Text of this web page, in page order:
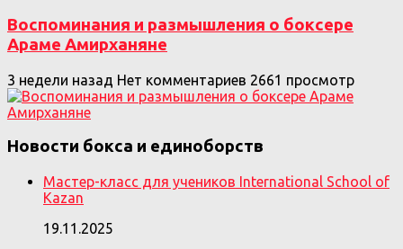
Воспоминания и размышления о боксере
Араме Амирханяне
3 недели назад Нет комментариев 2661 просмотр
Новости бокса и единоборств
Мастер-класс для учеников International School of
Kazan
19.11.2025